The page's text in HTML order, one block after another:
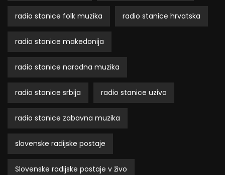
radio stanice folk muzika radio stanice hrvatska
radio stanice makedonija
radio stanice narodna muzika
radio stanice srbija radio stanice uzivo
radio stanice zabavna muzika
slovenske radijske postaje
Slovenske radijske postaje v živo